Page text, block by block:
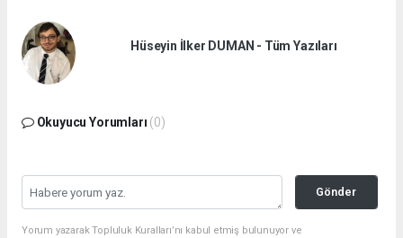
Hüseyin İlker DUMAN - Tüm Yazıları
Okuyucu Yorumları (0)
Gönder
Yorum yazarak Topluluk Kuralları’nı kabul etmiş bulunuyor ve